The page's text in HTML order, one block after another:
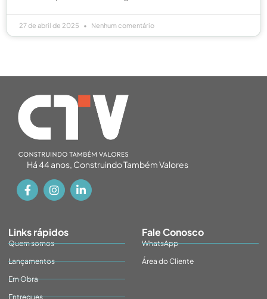
27 de abril de 2025 Nenhum comentário
Há 44 anos, Construindo Também Valores
Links rápidos
Quem somos
Lançamentos
Em Obra
Entregues
Fale Conosco
WhatsApp
Área do Cliente